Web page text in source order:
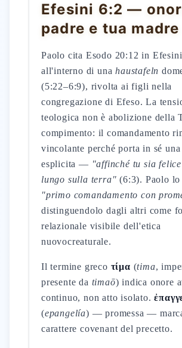
Efesini 6:2 —
padre e tua madre
Paolo cita Esodo 20:12 in
all'interno di unahaustafeln
(5:22–6:9), rivolta ai figli nella
congregazione di Efeso. La
teologica non è abolizione della
compimento: il comandamento
vincolante perché porta in sé una
esplicita — "affinché tu sia
lungo sulla terra" (6:3). Paolo lo
"primo comandamento con
distinguendolo dagli altri come
relazionale visibile dell'etica
nuovocreaturale.
Il termine greco τίμα (tima,
presente da timaō) indica onore
continuo, non atto isolato.
(epangelía) — promessa —
carattere covenant del precetto.